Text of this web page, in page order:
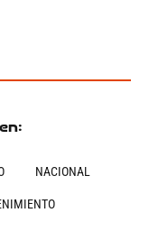
NACIONAL